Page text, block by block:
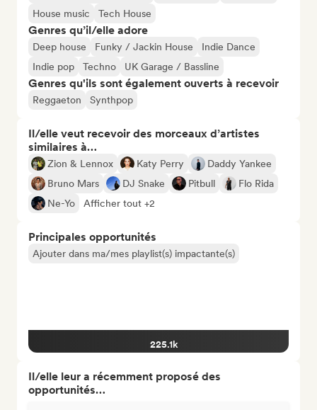
House music
Tech House
Genres qu’il/elle adore
Deep house Funky / Jackin House
Indie Dance
Indie pop
Techno UK Garage / Bassline
Genres qu'ils sont également ouverts à recevoir
Reggaeton Synthpop
Il/elle veut recevoir des morceaux d’artistes
similaires à…
Zion & Lennox Katy Perry
Daddy Yankee
Bruno Mars
DJ Snake Pitbull
Flo Rida
Ne-Yo
Afficher tout +2
Principales opportunités
Ajouter dans ma/mes playlist(s) impactante(s)
225.1k
Il/elle leur a récemment proposé des
opportunités…